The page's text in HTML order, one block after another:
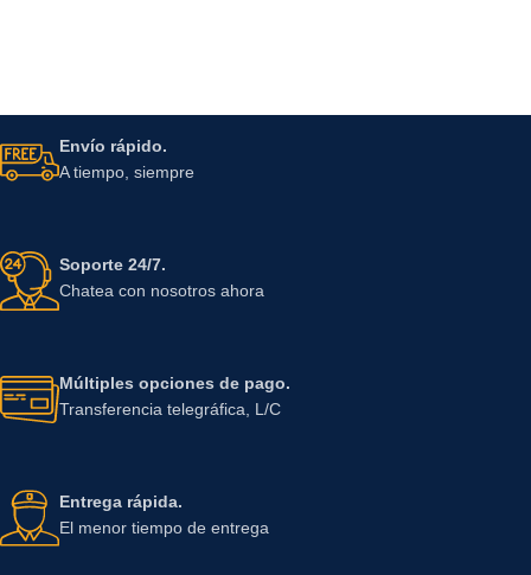
Envío rápido.
A tiempo, siempre
Soporte 24/7.
Chatea con nosotros ahora
Múltiples opciones de pago.
Transferencia telegráfica, L/C
Entrega rápida.
El menor tiempo de entrega